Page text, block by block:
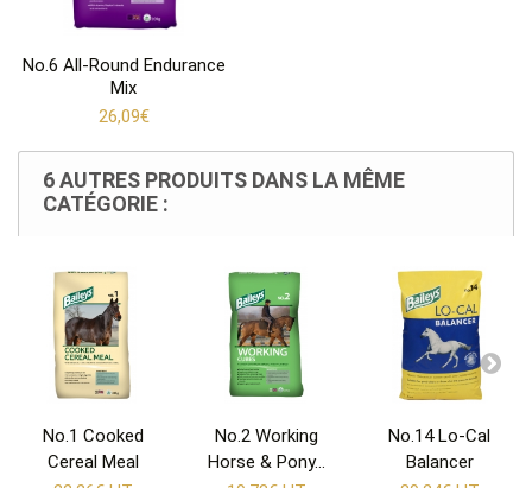
No.6 All-Round Endurance
Mix
26,09€
6 AUTRES PRODUITS DANS LA MÊME
CATÉGORIE :
No.1 Cooked
Cereal Meal
No.2 Working
Horse & Pony...
No.14 Lo-Cal
Balancer